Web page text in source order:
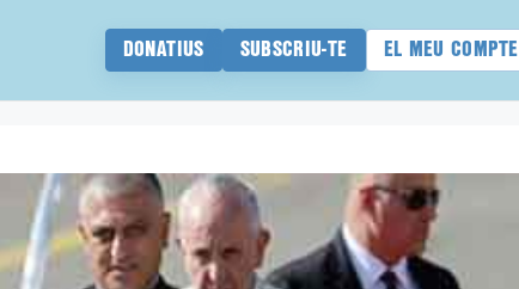
DONATIUS SUBSCRIU-TE EL MEU COMPTE